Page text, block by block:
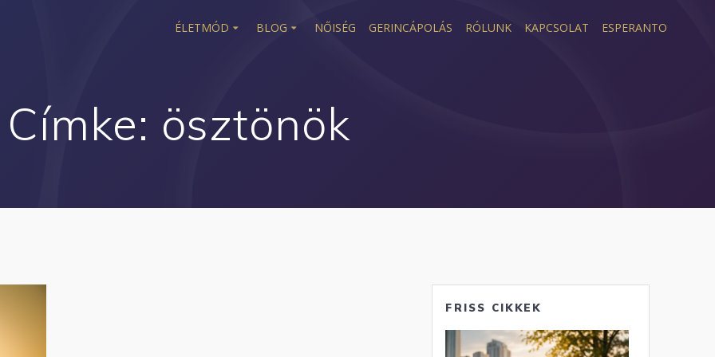
ÉLETMÓD BLOG NŐISÉG GERINCÁPOLÁS RÓLUNK KAPCSOLAT ESPERANTO
Címke: ösztönök
FRISS CIKKEK